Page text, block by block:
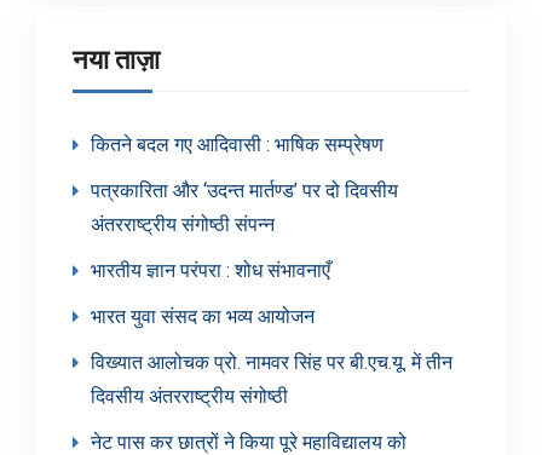
नया ताज़ा
कितने बदल गए आदिवासी : भाषिक सम्प्रेषण
पत्रकारिता और ‘उदन्त मार्तण्ड’ पर दो दिवसीय
अंतरराष्ट्रीय संगोष्ठी संपन्न
भारतीय ज्ञान परंपरा : शोध संभावनाएँ
भारत युवा संसद का भव्य आयोजन
विख्यात आलोचक प्रो. नामवर सिंह पर बी.एच.यू. में तीन
दिवसीय अंतरराष्ट्रीय संगोष्ठी
नेट पास कर छात्रों ने किया पूरे महाविद्यालय को